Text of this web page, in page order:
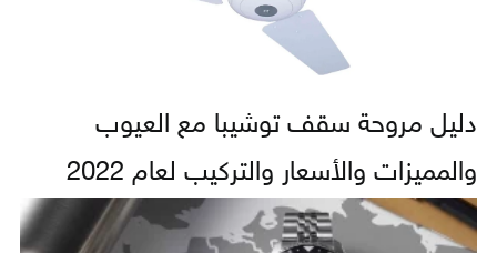
دليل مروحة سقف توشيبا مع العيوب
والمميزات والأسعار والتركيب لعام 2022